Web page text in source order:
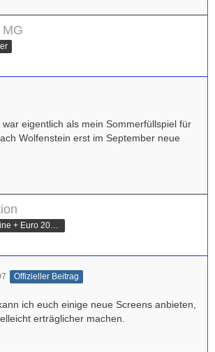
eigentlich als mein Sommerfüllspiel für
Wolfenstein erst im September neue
Offizieller Beitrag
ich euch einige neue Screens anbieten,
erträglicher machen.